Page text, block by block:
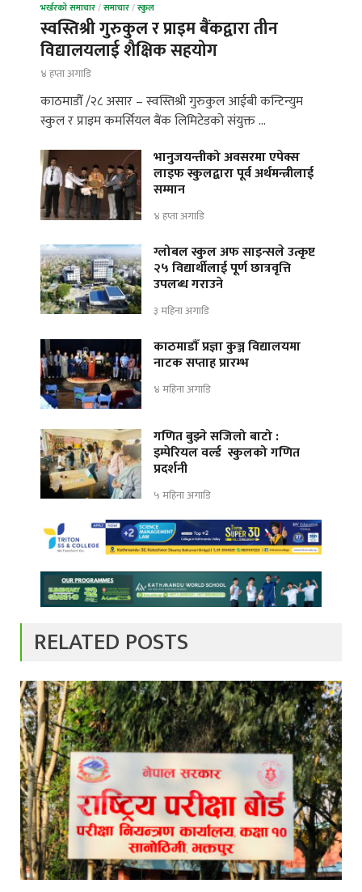
भर्खरको समाचार/समाचार/स्कुल
स्वस्तिश्री गुरुकुल र प्राइम बैंकद्वारा तीन
विद्यालयलाई शैक्षिक सहयोग
४ हप्ता अगाडि
काठमाडौँ /२८ असार – स्वस्तिश्री गुरुकुल आईबी कन्टिन्युम
स्कुल र प्राइम कमर्सियल बैंक लिमिटेडको संयुक्त …
भानुजयन्तीको अवसरमा एपेक्स
लाइफ स्कुलद्वारा पूर्व अर्थमन्त्रीलाई
सम्मान
४ हप्ता अगाडि
ग्लोबल स्कुल अफ साइन्सले उत्कृष्ट
२५ विद्यार्थीलाई पूर्ण छात्रवृत्ति
उपलब्ध गराउने
३ महिना अगाडि
काठमाडौँ प्रज्ञा कुञ्ज विद्यालयमा
नाटक सप्ताह प्रारम्भ
४ महिना अगाडि
गणित बुझ्ने सजिलो बाटो :
इम्पेरियल वर्ल्ड स्कुलको गणित
प्रदर्शनी
५ महिना अगाडि
RELATED POSTS